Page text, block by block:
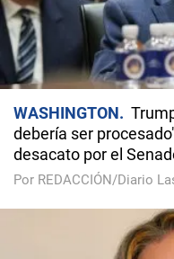
WASHINGTON
debería ser
desacato por el
Por REDACCIÓN/Diario